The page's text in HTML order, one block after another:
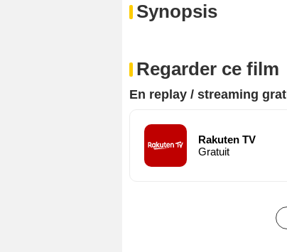
Synopsis
Regarder ce film
En replay / streaming
Rakuten TV
Gratuit